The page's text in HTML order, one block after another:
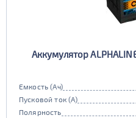
Аккумулятор
Емкость (Ач)
Пусковой ток (А)
Полярность